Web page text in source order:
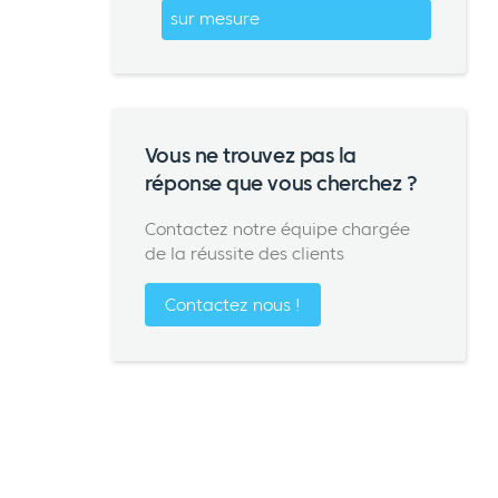
sur mesure
Vous ne trouvez pas la
réponse que vous cherchez ?
Contactez notre équipe chargée
de la réussite des clients
Contactez nous !